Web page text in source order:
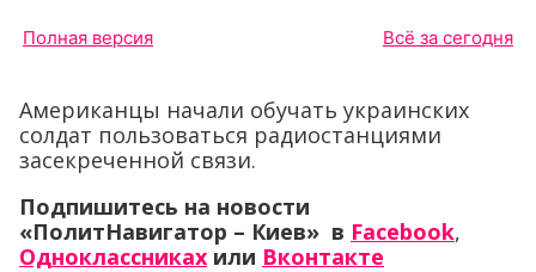
Полная версия Всё за сегодня
Американцы начали обучать украинских
солдат пользоваться радиостанциями
засекреченной связи.
Подпишитесь на новости
«ПолитНавигатор – Киев» в Facebook,
Одноклассниках или Вконтакте